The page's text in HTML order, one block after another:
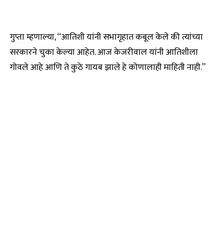
गुप्ता म्हणाल्या, “आतिशी यांनी सभागृहात कबूल केले की त्यांच्या
सरकारने चुका केल्या आहेत. आज केजरीवाल यांनी आतिशीला
गोवले आहे आणि ते कुठे गायब झाले हे कोणालाही माहिती नाही.”